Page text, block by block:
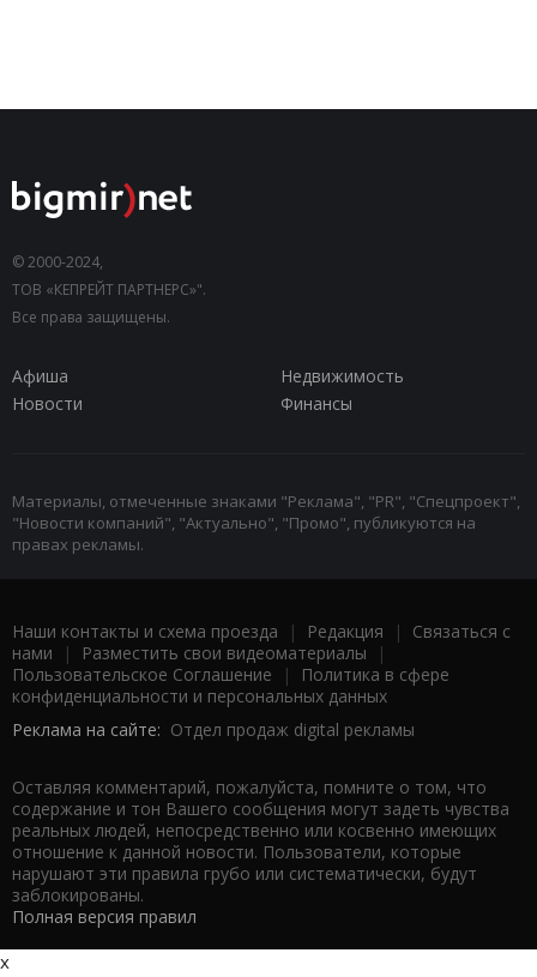
© 2000-2024,
ТОВ «КЕПРЕЙТ ПАРТНЕРС»".
Все права защищены.
Афиша
Недвижимость
Новости
Финансы
Материалы, отмеченные знаками "Реклама", "PR", "Спецпроект",
"Новости компаний", "Актуально", "Промо", публикуются на
правах рекламы.
Наши контакты и схема проезда | Редакция | Связаться с
нами | Разместить свои видеоматериалы |
Пользовательское Соглашение |
Политика в сфере
конфиденциальности и персональных данных
Реклама на сайте: Отдел продаж digital рекламы
Оставляя комментарий, пожалуйста, помните о том, что
содержание и тон Вашего сообщения могут задеть чувства
реальных людей, непосредственно или косвенно имеющих
отношение к данной новости. Пользователи, которые
нарушают эти правила грубо или систематически, будут
заблокированы.
Полная версия правил
x